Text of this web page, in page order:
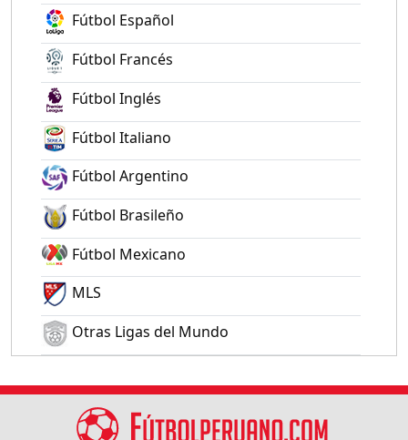
Fútbol Español
Fútbol Francés
Fútbol Inglés
Fútbol Italiano
Fútbol Argentino
Fútbol Brasileño
Fútbol Mexicano
MLS
Otras Ligas del Mundo